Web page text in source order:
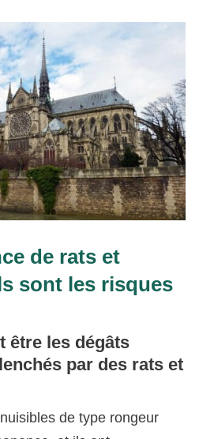
de rats et
sont les risques
être les dégâts
par des rats et
de type rongeur